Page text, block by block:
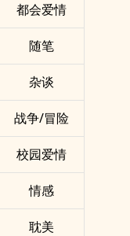
都会爱情
随笔
杂谈
战争/冒险
校园爱情
情感
耽美